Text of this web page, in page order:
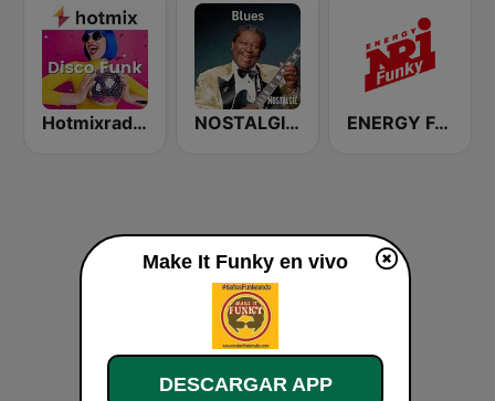
Hotmixradio Disco Funk NOSTALGIE BLUES ENERGY Funky
Make It Funky en vivo
DESCARGAR APP